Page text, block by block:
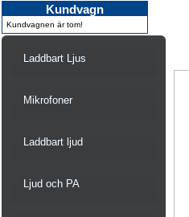
Kundvagn
Kundvagnen är tom!
Laddbart Ljus
Mikrofoner
Laddbart ljud
Ljud och PA